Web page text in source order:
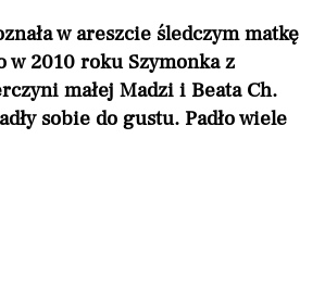
w areszcie śledczym matkę
w 2010 roku Szymonka z
małej Madzi i Beata Ch.
sobie do gustu. Padło wiele